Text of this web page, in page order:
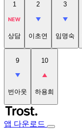
1
상담
2
이초연
3
임명숙
9
번아웃
10
하용희
앱 다운로드